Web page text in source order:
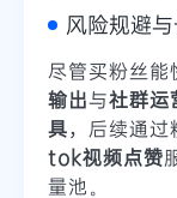
风险规避
尽管买粉丝
输出与社群运
具，后续通过
tok视频点赞
量池。